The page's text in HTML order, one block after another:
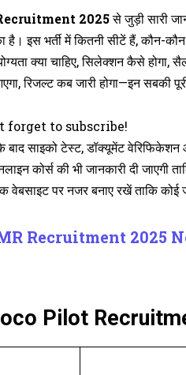
2025से जुड़ी सारी
है। इस भर्ती में कितनी सीटें हैं, कौन-
क्या चाहिए, सिलेक्शन कैसे होगा,
रिजल्ट कब जारी होगा—इन सबकी
forget to subscribe!
बाद साइको टेस्ट, डॉक्यूमेंट
कोर्स की भी जानकारी दी
पर नजर बनाए रखें ताकि कोई
Recruitment 2025
Pilot